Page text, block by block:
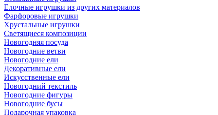
Елочные игрушки из других материалов
Фарфоровые игрушки
Хрустальные игрушки
Светящиеся композиции
Новогодняя посуда
Новогодние ветви
Новогодние ели
Декоративные ели
Искусственные ели
Новогодний текстиль
Новогодние фигуры
Новогодние бусы
Подарочная упаковка